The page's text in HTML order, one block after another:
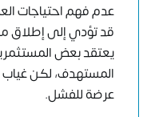
عدم فهم احتياجات
قد تؤدي إلى إطلاق
يعتقد بعض
المستهدف، لكن غياب
عرضة للفشل.